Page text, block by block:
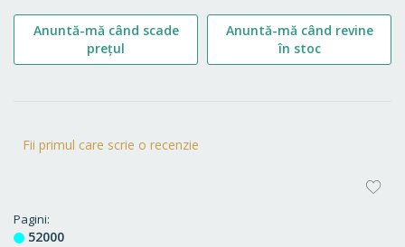
Fii primul care scrie o recenzie
Pagini
52000
Anuntă-mă când scade
prețul
Anuntă-mă când revine
în stoc